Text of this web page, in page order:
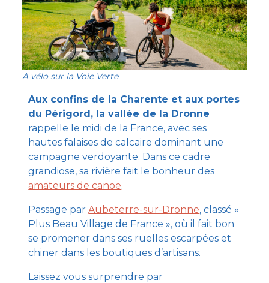
A vélo sur la Voie Verte
Aux confins de la Charente et aux portes
du Périgord, la vallée de la Dronne
rappelle le midi de la France, avec ses
hautes falaises de calcaire dominant une
campagne verdoyante. Dans ce cadre
grandiose, sa rivière fait le bonheur des
amateurs de canoë.
Passage parAubeterre-sur-Dronne, classé «
Plus Beau Village de France », où il fait bon
se promener dans ses ruelles escarpées et
chiner dans les boutiques d’artisans.
Laissez vous surprendre par